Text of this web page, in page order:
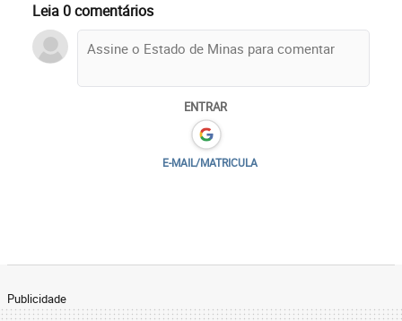
Leia 0 comentários
ENTRAR
E-MAIL/MATRICULA
Publicidade